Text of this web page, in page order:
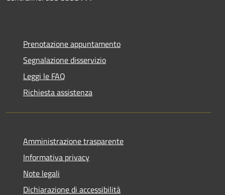
Prenotazione appuntamento
Segnalazione disservizio
Leggi le FAQ
Richiesta assistenza
Amministrazione trasparente
Informativa privacy
Note legali
Dichiarazione di accessibilità